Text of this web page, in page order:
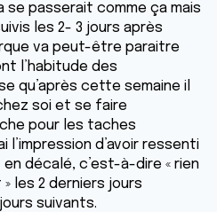
se passerait comme ça mais
les 2- 3 jours après
va peut-être paraitre
l’habitude des
qu’après cette semaine il
soi et se faire
pour les taches
l’impression d’avoir ressenti
décalé, c’est-à-dire « rien
les 2 derniers jours
suivants.